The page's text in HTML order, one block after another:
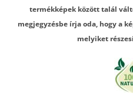
termékképek között talál
megjegyzésbe írja oda, hogy a
melyiket